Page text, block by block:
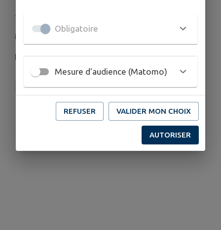
- le vendredi de 16 h 30 à 18 h 30
Merci de votre compréhension
Les bénévoles de la bibliothèque
Bibliothèque - Maison du Villay
Obligatoire
Mesure d'audience (Matomo)
REFUSER VALIDER MON CHOIX
AUTORISER